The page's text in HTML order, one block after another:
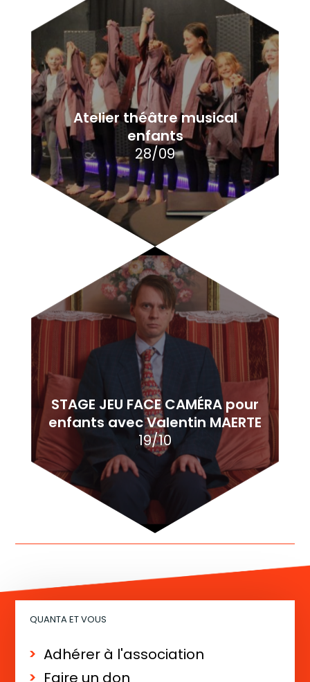
Atelier théâtre musical
enfants
28/09
STAGE JEU FACE CAMÉRA pour
enfants avec Valentin MAERTE
19/10
QUANTA ET VOUS
Adhérer à l'association
Faire un don